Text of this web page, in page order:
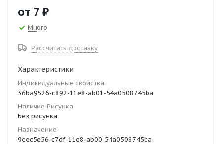
от 7 ₽
Много
Рассчитать доставку
Характеристики
Индивидуальные свойства
36ba9526-c892-11e8-ab01-54a0508745ba
Наличие Рисунка
Без рисунка
Назначение
9eec5e56-c7df-11e8-ab00-54a0508745ba